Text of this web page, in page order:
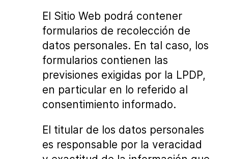
El Sitio Web podrá contener
formularios de recolección de
datos personales. En tal caso, los
formularios contienen las
previsiones exigidas por la LPDP,
en particular en lo referido al
consentimiento informado.
El titular de los datos personales
es responsable por la veracidad